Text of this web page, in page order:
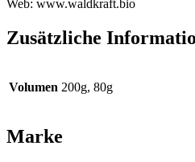
Web: www.waldkraft.bio
Zusätzliche
Volumen 200g, 80g
Marke